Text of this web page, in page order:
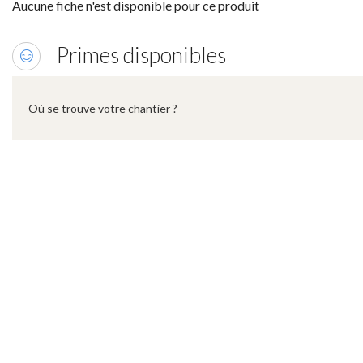
Aucune fiche n'est disponible pour ce produit
Primes disponibles
Où se trouve votre chantier ?